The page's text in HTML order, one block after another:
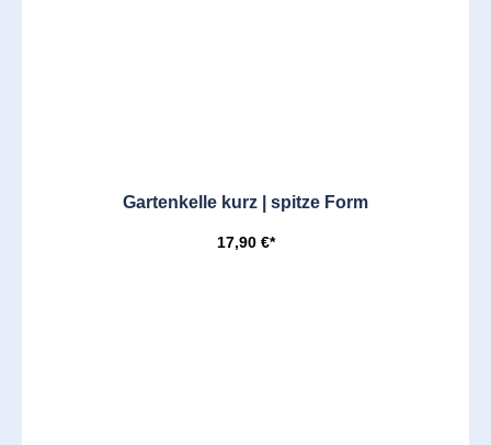
Gartenkelle kurz | spitze Form
17,90 €*